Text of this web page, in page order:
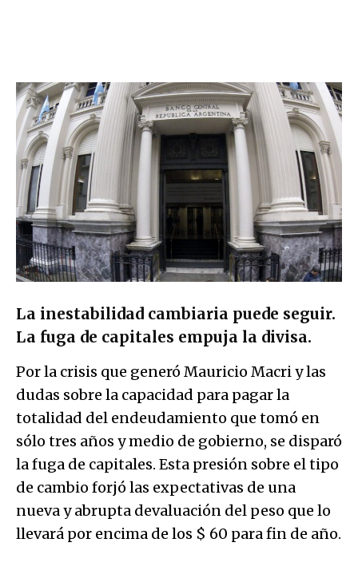
La inestabilidad cambiaria puede seguir.
La fuga de capitales empuja la divisa.
Por la crisis que generó Mauricio Macri y las
dudas sobre la capacidad para pagar la
totalidad del endeudamiento que tomó en
sólo tres años y medio de gobierno, se disparó
la fuga de capitales. Esta presión sobre el tipo
de cambio forjó las expectativas de una
nueva y abrupta devaluación del peso que lo
llevará por encima de los $ 60 para fin de año.